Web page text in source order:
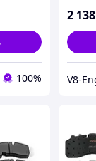
100%
2 138